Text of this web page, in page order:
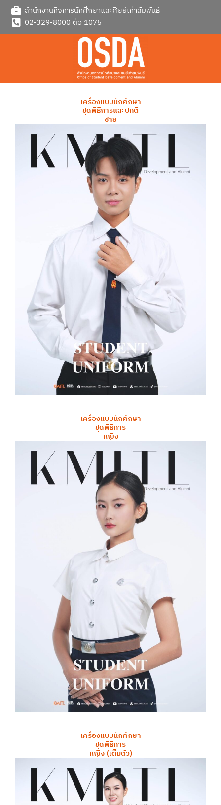
content
สำนักงานกิจการนักศึกษาและศิษย์เก่าสัมพันธ์
02-329-8000 ต่อ 1075
เครื่องแบบนักศึกษา
ชุดพิธีการและปกติ
ชาย
เครื่องแบบนักศึกษา
ชุดพิธีการ
หญิง
เครื่องแบบนักศึกษา
ชุดพิธีการ
หญิง (เต็มตัว)